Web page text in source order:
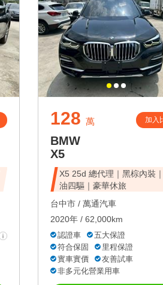
128 萬 加入
BMW
X5
X5 25d 總代理｜黑棕內裝
油四驅｜豪華休旅
台中市 / 萬通汽車
2020年 / 62,000km
認證車
五大保證
符合保固
里程保證
實車實價
友善試車
非多元化營業用車